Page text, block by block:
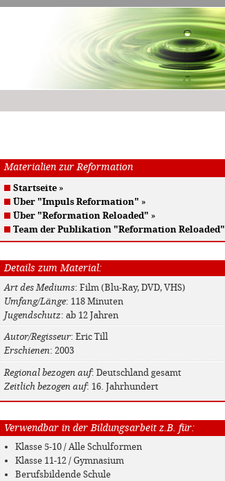
Materialien zur Reformation
Startseite »
Über "Impuls Reformation" »
Über "Reformation Reloaded" »
Team der Publikation "Reformation Reloaded"
Details zum Material:
Art des Mediums: Film (Blu-Ray, DVD, VHS)
Umfang/Länge: 118 Minuten
Jugendschutz: ab 12 Jahren
Autor/Regisseur: Eric Till
Erschienen: 2003
Regional bezogen auf: Deutschland gesamt
Zeitlich bezogen auf: 16. Jahrhundert
Verwendbar in der Bildungsarbeit z.B. für:
Klasse 5-10 / Alle Schulformen
Klasse 11-12 / Gymnasium
Berufsbildende Schule